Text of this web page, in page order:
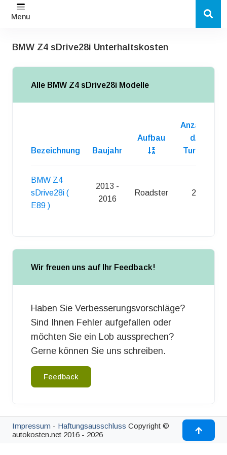
Menu
BMW Z4 sDrive28i Unterhaltskosten
Alle BMW Z4 sDrive28i Modelle
Bezeichnung Baujahr
Aufbau
Anzahl
d.
Turen
BMW Z4
sDrive28i (
E89 )
2013 -
2016
Roadster 2
Wir freuen uns auf Ihr Feedback!
Haben Sie Verbesserungsvorschläge?
Sind Ihnen Fehler aufgefallen oder
möchten Sie ein Lob aussprechen?
Gerne können Sie uns schreiben.
Feedback
Impressum - Haftungsausschluss Copyright ©
autokosten.net 2016 - 2026